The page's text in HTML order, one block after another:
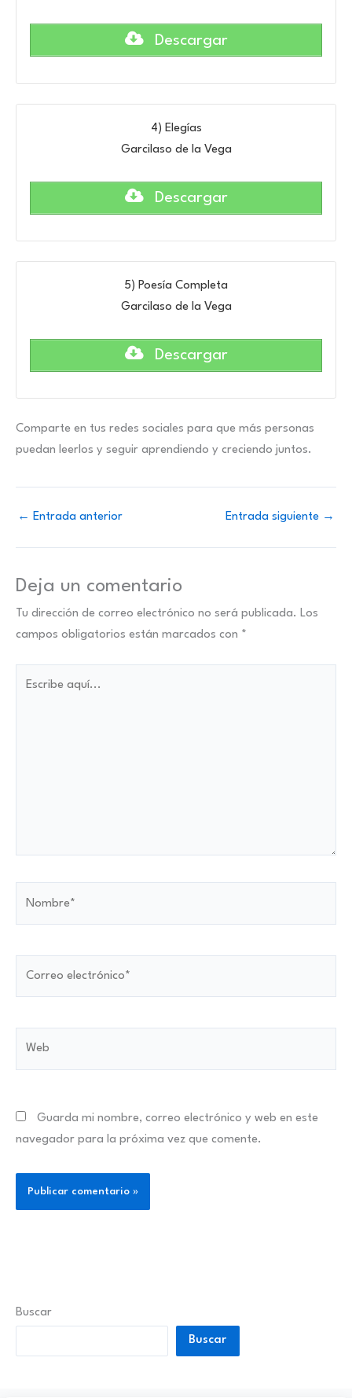
Descargar
4) Elegías
Garcilaso de la Vega
Descargar
5) Poesía Completa
Garcilaso de la Vega
Descargar
Comparte en tus redes sociales para que más personas
puedan leerlos y seguir aprendiendo y creciendo juntos.
← Entrada anterior Entrada siguiente →
Deja un comentario
Tu dirección de correo electrónico no será publicada. Los
campos obligatorios están marcados con *
Guarda mi nombre, correo electrónico y web en este
navegador para la próxima vez que comente.
Buscar
Buscar